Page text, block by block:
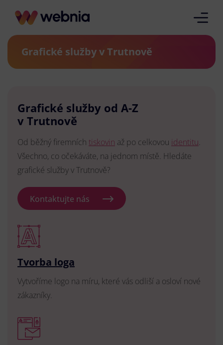
Grafické služby v Trutnově
Grafické služby od A-Z
v Trutnově
Od běžný firemních tiskovin až po celkovou identitu.
Všechno, co očekáváte, na jednom místě. Hledáte
grafické služby v Trutnově?
Kontaktujte nás
Tvorba loga
Vytvoříme logo na míru, které vás odliší a osloví nové
zákazníky.